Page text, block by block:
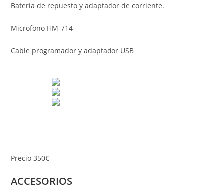
Batería de repuesto y adaptador de corriente.
Microfono HM-714
Cable programador y adaptador USB
Precio 350€
ACCESORIOS